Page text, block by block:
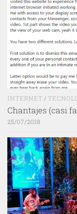
INTERNET /
Chantajes (casi
25/07/2018